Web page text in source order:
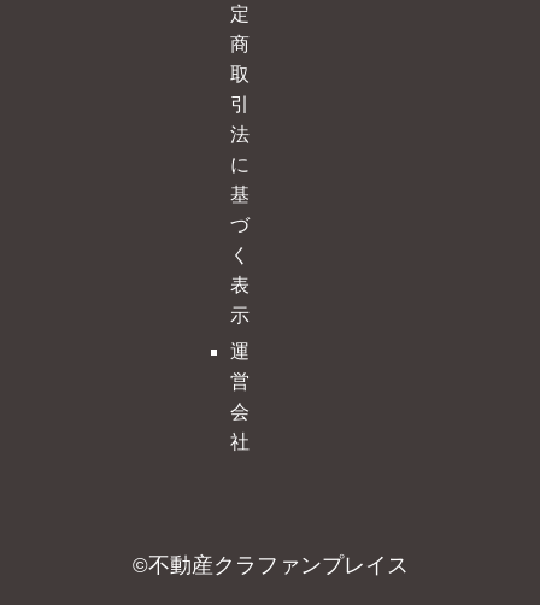
定
商
取
引
法
に
基
づ
く
表
示
運
営
会
社
©不動産クラファンプレイス